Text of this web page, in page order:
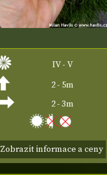
IV - V
2 - 5m
2 - 3m
Zobrazit informace a ceny